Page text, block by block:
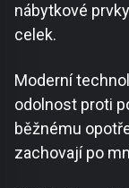
nábytkové
celek.
Moderní
odolnost proti
běžnému
zachovají po